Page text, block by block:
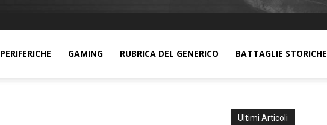
PERIFERICHE GAMING RUBRICA DEL GENERICO BATTAGLIE STORICHE
Ultimi Articoli